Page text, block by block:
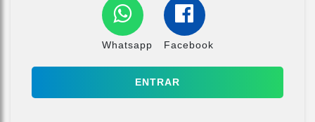
Whatsapp Facebook
ENTRAR